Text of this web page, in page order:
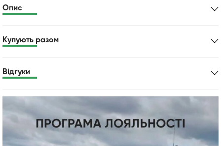
Опис
Купують разом
Відгуки